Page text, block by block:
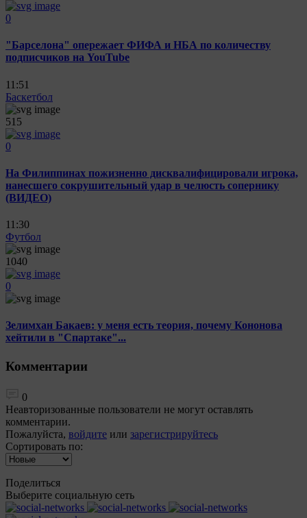
0
"Барселона" опережает ФИФА и НБА по количеству
подписчиков на YouTube
11:51
Баскетбол
515
0
На Филиппинах пожизненно дисквалифицировали игрока,
нанесшего сокрушительный удар в челюсть сопернику
(ВИДЕО)
11:30
Футбол
1040
0
Зелимхан Бакаев: у меня есть теория, почему Кононова
хейтили в "Спартаке"...
Комментарии
0
Неавторизованные пользователи не могут оставлять
комментарии.
Пожалуйста, войдите или зарегистрируйтесь
Сортировать по:
Поделиться
Выберите социальную сеть